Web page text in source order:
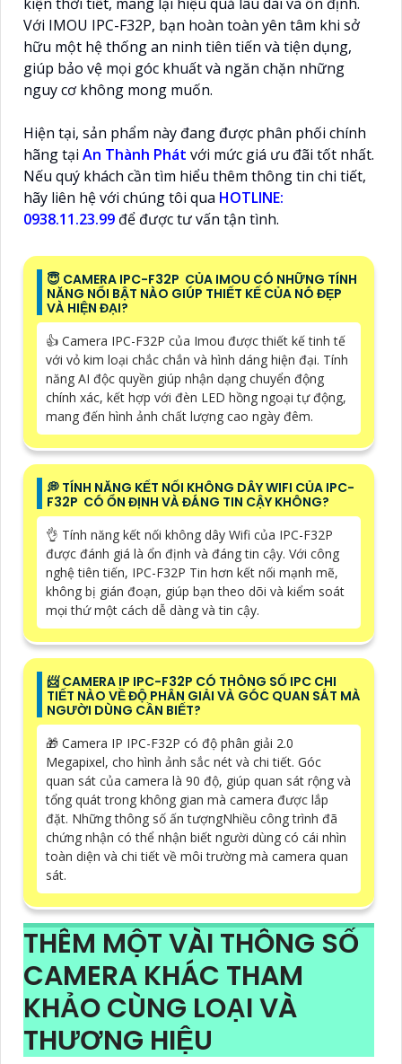
Với IMOU IPC-F32P, bạn hoàn toàn yên tâm khi sở
hữu một hệ thống an ninh tiên tiến và tiện dụng,
giúp bảo vệ mọi góc khuất và ngăn chặn những
nguy cơ không mong muốn.
Hiện tại, sản phẩm này đang được phân phối chính
hãng tại An Thành Phát với mức giá ưu đãi tốt nhất.
Nếu quý khách cần tìm hiểu thêm thông tin chi tiết,
hãy liên hệ với chúng tôi qua HOTLINE:
0938.11.23.99 để được tư vấn tận tình.
😇 CAMERA IPC-F32P CỦA IMOU CÓ NHỮNG TÍNH
NĂNG NỔI BẬT NÀO GIÚP THIẾT KẾ CỦA NÓ ĐẸP
VÀ HIỆN ĐẠI?
👍 Camera IPC-F32P của Imou được thiết kế tinh tế
với vỏ kim loại chắc chắn và hình dáng hiện đại. Tính
năng AI độc quyền giúp nhận dạng chuyển động
chính xác, kết hợp với đèn LED hồng ngoại tự động,
mang đến hình ảnh chất lượng cao ngày đêm.
️💭 TÍNH NĂNG KẾT NỐI KHÔNG DÂY WIFI CỦA IPC-
F32P CÓ ỔN ĐỊNH VÀ ĐÁNG TIN CẬY KHÔNG?
👌 Tính năng kết nối không dây Wifi của IPC-F32P
được đánh giá là ổn định và đáng tin cậy. Với công
nghệ tiên tiến, IPC-F32P Tin hơn kết nối mạnh mẽ,
không bị gián đoạn, giúp bạn theo dõi và kiểm soát
mọi thứ một cách dễ dàng và tin cậy.
📨 CAMERA IP IPC-F32P CÓ THÔNG SỐ IPC CHI
TIẾT NÀO VỀ ĐỘ PHÂN GIẢI VÀ GÓC QUAN SÁT MÀ
NGƯỜI DÙNG CẦN BIẾT?
🎁 Camera IP IPC-F32P có độ phân giải 2.0
Megapixel, cho hình ảnh sắc nét và chi tiết. Góc
quan sát của camera là 90 độ, giúp quan sát rộng và
tổng quát trong không gian mà camera được lắp
đặt. Những thông số ấn tượngNhiều công trình đã
chứng nhận có thể nhận biết người dùng có cái nhìn
toàn diện và chi tiết về môi trường mà camera quan
sát.
THÊM MỘT VÀI THÔNG SỐ
CAMERA KHÁC THAM
KHẢO CÙNG LOẠI VÀ
THƯƠNG HIỆU